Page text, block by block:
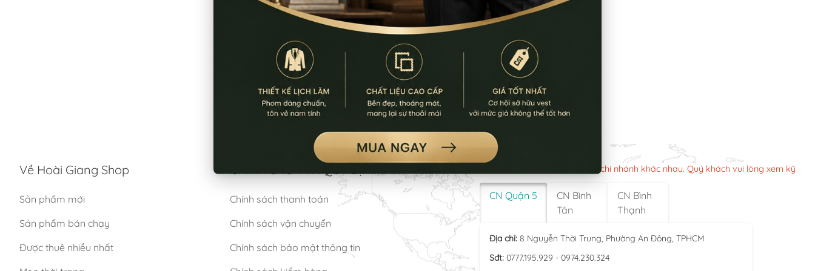
Về Hoài Giang Shop
Sản phẩm mới
Sản phẩm bán chạy
Được thuê nhiều nhất
CHÍNH SÁCH VÀ QUY ĐỊNH
Chính sách thanh toán
Chính sách vận chuyển
Chính sách bảo mật thông tin
LƯU Ý: Thời gian làm việc các chi nhánh khác nhau. Quý khách vui lòng xem kỹ
CN Quận 5
CN Bình
Tân
CN Bình
Thạnh
Địa chỉ: 8 Nguyễn Thời Trung, Phường An Đông, TPHCM
Sđt: 0777.195.929 - 0974.230.324